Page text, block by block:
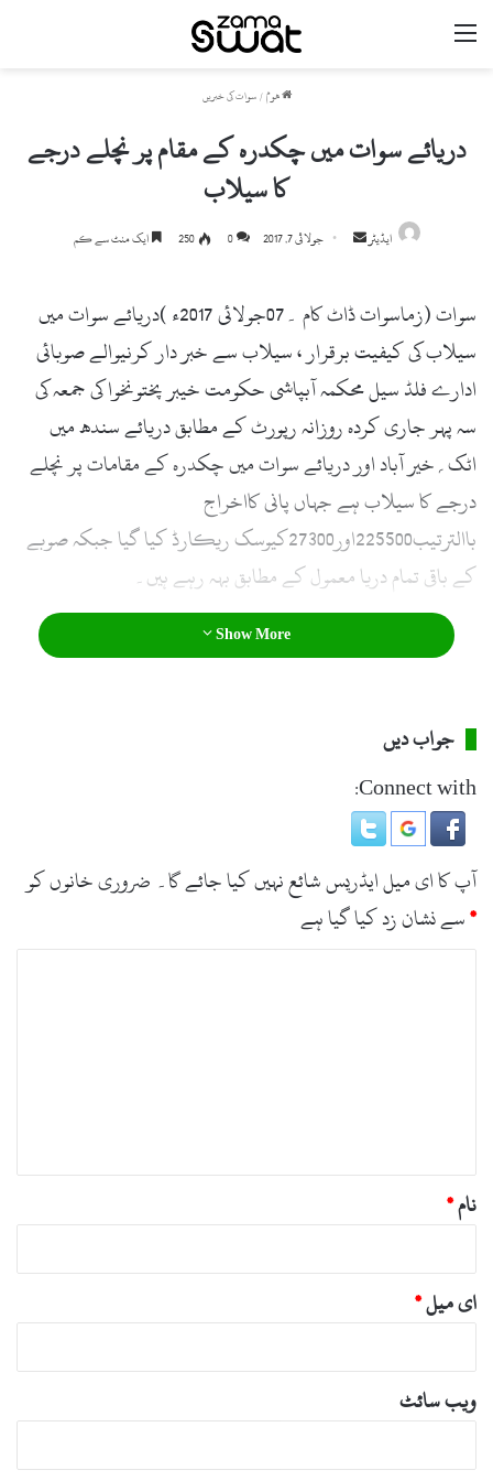
ھوم / سوات کی خبریں
دریائے سوات میں چکدرہ کے مقام پر نچلے درجے
کا سیلاب
ایڈیٹر
d
e
m
i
l
جولائی 7, 2017 0
250 ایک منٹ سے کم
سوات (زماسوات ڈاٹ کام ۔07جولائی 2017ء )دریائے سوات میں
سیلاب کی کیفیت برقرار ، سیلاب سے خبر دار کرنیوالے صوبائی
ادارے فلڈ سیل محکمہ آبپاشی حکومت خیبر پختونخوا کی جمعہ کی
سہ پہر جاری کردہ روزانہ رپورٹ کے مطابق دریائے سندھ میں
اٹک؍خیر آباد اور دریائے سوات میں چکدرہ کے مقامات پر نچلے
درجے کا سیلاب ہے جہاں پانی کااخراج
باالترتیب225500اور27300کیوسک ریکارڈ کیا گیا جبکہ صوبے
کے باقی تمام دریا معمول کے مطابق بہہ رہے ہیں۔
Show More
جواب دیں
Connect with:
آپ کا ای میل ایڈریس شائع نہیں کیا جائے گا۔ ضروری خانوں کو
*سے نشان زد کیا گیا ہے
نام*
ای میل*
ویب‌ سائٹ